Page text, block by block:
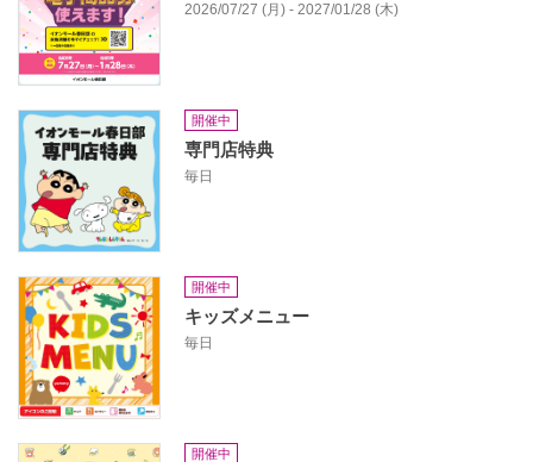
2026/07/27 (月) - 2027/01/28 (木)
開催中
専門店特典
毎日
開催中
キッズメニュー
毎日
開催中